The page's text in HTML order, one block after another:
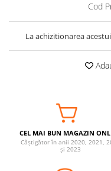
Cuburi magnetice
Rechizite scolare
LEGO
Cod
La achizitionarea
CEL MAI BUN MAGAZIN
Câștigător în anii 2020, 2021,
și 2023